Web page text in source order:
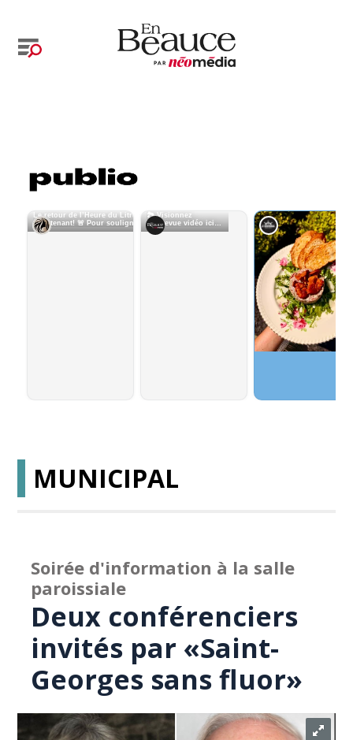
MUNICIPAL
Soirée d'information à la salle
paroissiale
Deux conférenciers
invités par «Saint-
Georges sans fluor»